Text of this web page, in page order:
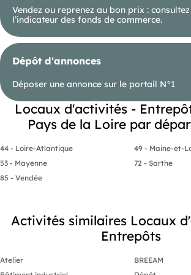
Vendez ou reprenez au bon prix : consultez
l’indicateur des fonds de commerce.
Dépôt d'annonces
Déposer une annonce sur le portail N°1
Locaux d'activités -
Pays de la Loire par
44 - Loire-Atlantique
49 - Maine-et-
53 - Mayenne
72 - Sarthe
85 - Vendée
Activités similaires Locaux
Entrepôts
Atelier
BREEAM